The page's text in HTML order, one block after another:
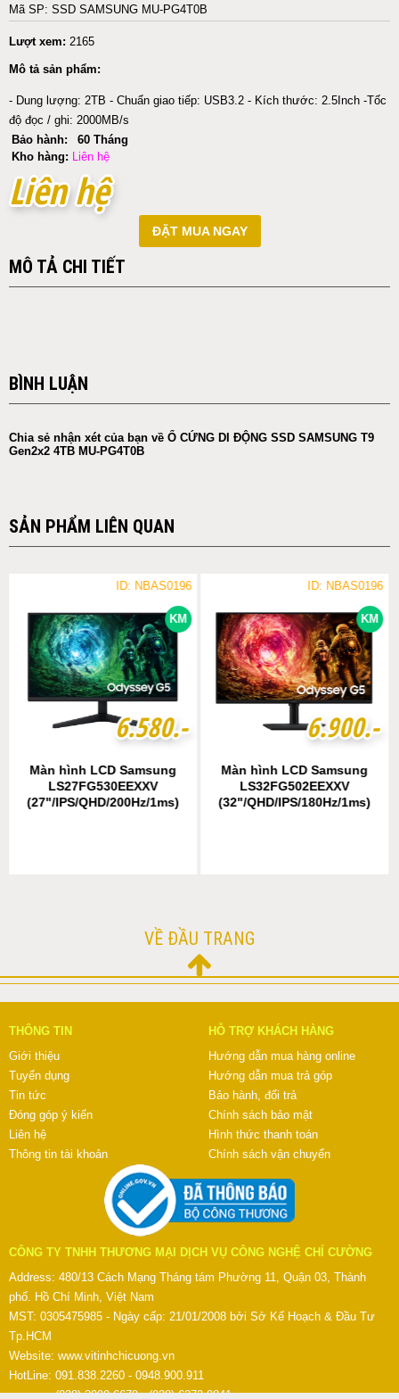
Mã SP: SSD SAMSUNG MU-PG4T0B
Lượt xem: 2165
Mô tả sản phẩm:
- Dung lượng: 2TB - Chuẩn giao tiếp: USB3.2 - Kích thước: 2.5Inch -Tốc
độ đọc / ghi: 2000MB/s
Bảo hành:
60 Tháng
Kho hàng:
Liên hệ
Liên hệ
Liên hệ
ĐẶT MUA NGAY
MÔ TẢ CHI TIẾT
BÌNH LUẬN
Chia sẻ nhận xét của bạn về Ổ CỨNG DI ĐỘNG SSD SAMSUNG T9
Gen2x2 4TB MU-PG4T0B
SẢN PHẨM LIÊN QUAN
KM
ID: NBAS0196
6.580.-
6.580.-
Màn hình LCD Samsung
LS27FG530EEXXV
(27"/IPS/QHD/200Hz/1ms)
KM
ID: NBAS0196
6.900.-
6.900.-
Màn hình LCD Samsung
LS32FG502EEXXV
(32"/QHD/IPS/180Hz/1ms)
VỀ ĐẦU TRANG
THÔNG TIN
Giới thiệu
Tuyển dụng
Tin tức
Đóng góp ý kiến
Liên hệ
Thông tin tài khoản
HỖ TRỢ KHÁCH HÀNG
Hướng dẫn mua hàng online
Hướng dẫn mua trả góp
Bảo hành, đổi trả
Chính sách bảo mật
Hình thức thanh toán
Chính sách vận chuyển
CÔNG TY TNHH THƯƠNG MẠI DỊCH VỤ CÔNG NGHỆ CHÍ CƯỜNG
Address: 480/13 Cách Mạng Tháng tám Phường 11, Quận 03, Thành
phố. Hồ Chí Minh, Việt Nam
MST: 0305475985 - Ngày cấp: 21/01/2008 bởi Sở Kế Hoạch & Đầu Tư
Tp.HCM
Website: www.vitinhchicuong.vn
HotLine: 091.838.2260 - 0948.900.911
(028) 3990.6679 - (028) 6272.0841